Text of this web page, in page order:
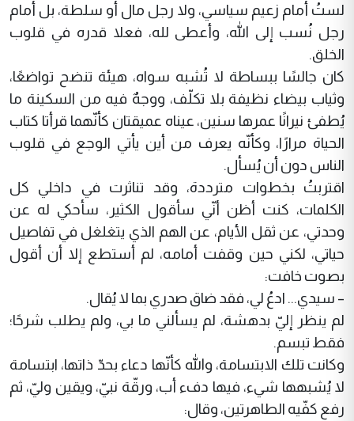
لستُ أمام زعيم سياسي، ولا رجل مال أو سلطة، بل أمام
رجل نُسب إلى الله، وأعطى لله، فعلا قدره في قلوب
الخلق.
كان جالسًا ببساطة لا تُشبه سواه، هيئة تنضح تواضعًا،
وثياب بيضاء نظيفة بلا تكلّف، ووجهٌ فيه من السكينة ما
يُطفئ نيرانًا عمرها سنين، عيناه عميقتان كأنّهما قرأتا كتاب
الحياة مرارًا، وكأنّه يعرف من أين يأتي الوجع في قلوب
الناس دون أن يُسأل.
اقتربتُ بخطوات مترددة، وقد تناثرت في داخلي كل
الكلمات، كنت أظن أنّي سأقول الكثير، سأحكي له عن
وحدتي، عن ثقل الأيام، عن الهم الذي يتغلغل في تفاصيل
حياتي، لكني حين وقفت أمامه، لم أستطع إلا أن أقول
بصوت خافت:
– سيدي... ادعُ لي، فقد ضاق صدري بما لا يُقال.
لم ينظر إليّ بدهشة، لم يسألني ما بي، ولم يطلب شرحًا؛
فقط تبسم.
وكانت تلك الابتسامة، والله كأنّها دعاء بحدّ ذاتها، ابتسامة
لا يُشبهها شيء، فيها دفء أب، ورقّة نبيّ، ويقين وليّ، ثم
رفع كفّيه الطاهرتين، وقال: